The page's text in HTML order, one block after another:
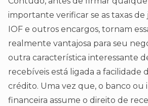
importante verificar se as taxas de
IOF e outros encargos, tornam
realmente vantajosa para seu
outra característica interessante
recebíveis está ligada a facilidade
crédito. Uma vez que, o banco ou
financeira assume o direito de